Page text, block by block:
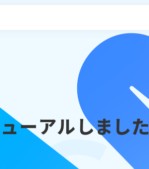
ーアルしました